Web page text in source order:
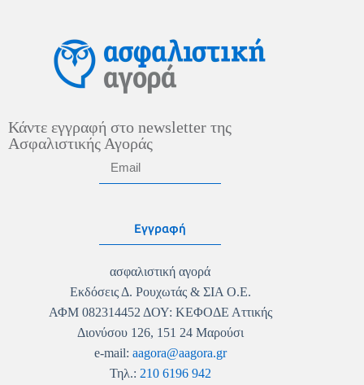
Κάντε εγγραφή στο newsletter της
Ασφαλιστικής Αγοράς
Εγγραφή
ασφαλιστική αγορά
Εκδόσεις Δ. Ρουχωτάς & ΣΙΑ Ο.Ε.
ΑΦΜ 082314452 ΔΟΥ: ΚΕΦΟΔΕ Αττικής
Διονύσου 126, 151 24 Μαρούσι
e-mail: aagora@aagora.gr
Τηλ.: 210 6196 942